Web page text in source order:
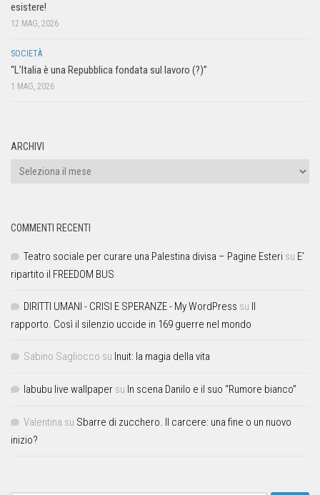
esistere!
12 MAG, 2026
SOCIETÀ
“L’Italia è una Repubblica fondata sul lavoro (?)”
1 MAG, 2026
ARCHIVI
COMMENTI RECENTI
Teatro sociale per curare una Palestina divisa – Pagine Esteri su E’
ripartito il FREEDOM BUS
DIRITTI UMANI - CRISI E SPERANZE - My WordPress su Il
rapporto. Così il silenzio uccide in 169 guerre nel mondo
Sabino Sagliocco su Inuit: la magia della vita
labubu live wallpaper su In scena Danilo e il suo “Rumore bianco”
Valentina su Sbarre di zucchero. Il carcere: una fine o un nuovo
inizio?